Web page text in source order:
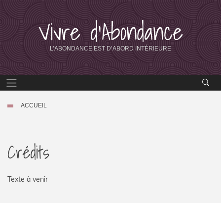
Vivre d’Abondance
L’ABONDANCE EST D’ABORD INTÉRIEURE
ACCUEIL
Crédits
Texte à venir